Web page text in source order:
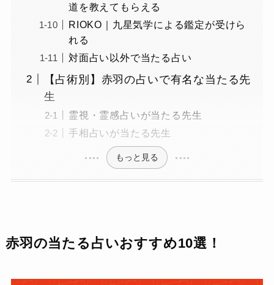
道を教えてもらえる
RIOKO｜九星気学による鑑定が受けら
れる
対面占い以外で当たる占い
【占術別】赤羽の占いで有名な当たる先
生
霊視・霊感占いが当たる先生
手相占いが当たる先生
もっと見る
赤羽の当たる占いおすすめ10選！